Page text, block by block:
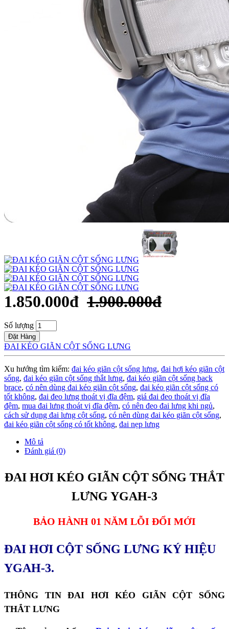
1.850.000đ 1.900.000đ
Số lượng
Đặt Hàng
ĐAI KÉO GIÃN CỘT SỐNG LƯNG
Xu hướng tìm kiếm: đai kéo giãn cột sống lưng, đai hơi kéo giãn cột
sống, đai kéo giãn cột sống thắt lưng, đai kéo giãn cột sống back
brace, có nên dùng đai kéo giãn cột sống, đai kéo giãn cột sống có
tốt không, đai đeo lưng thoát vị đĩa đệm, giá đai đeo thoát vị đĩa
đệm, mua đai lưng thoát vị đĩa đệm, có nên đeo đai lưng khi ngủ,
cách sử dụng đai lưng cột sống, có nên dùng đai kéo giãn cột sống,
đai kéo giãn cột sống có tốt không, đai nẹp lưng
Mô tả
Đánh giá (0)
ĐAI HƠI KÉO GIÃN CỘT SỐNG THẮT
LƯNG YGAH-3
BẢO HÀNH 01 NĂM LỖI ĐỔI MỚI
ĐAI HƠI CỘT SỐNG LƯNG KÝ HIỆU
YGAH-3.
THÔNG TIN ĐAI HƠI KÉO GIÃN CỘT SỐNG
THẮT LƯNG